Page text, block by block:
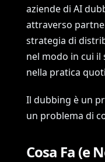
aziende di AI
attraverso
strategia di
nel modo in cui
nella pratica
Il dubbing è un
un problema di
Cosa Fa (e